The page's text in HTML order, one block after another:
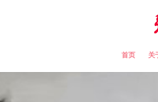
首页 关